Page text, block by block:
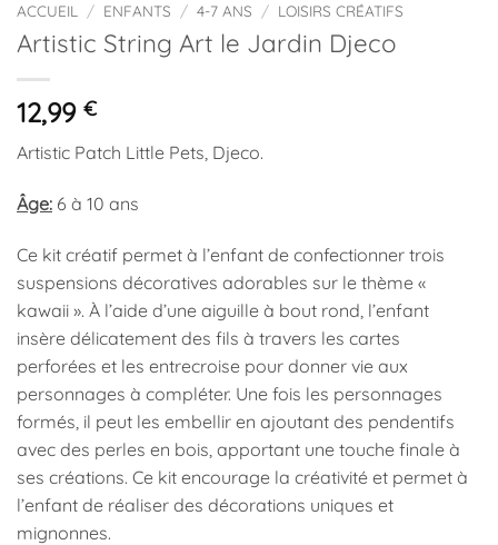
ACCUEIL / ENFANTS / 4-7 ANS / LOISIRS CRÉATIFS
Artistic String Art le Jardin Djeco
12,99 €
Artistic Patch Little Pets, Djeco.
Âge: 6 à 10 ans
Ce kit créatif permet à l’enfant de confectionner trois
suspensions décoratives adorables sur le thème «
kawaii ». À l’aide d’une aiguille à bout rond, l’enfant
insère délicatement des fils à travers les cartes
perforées et les entrecroise pour donner vie aux
personnages à compléter. Une fois les personnages
formés, il peut les embellir en ajoutant des pendentifs
avec des perles en bois, apportant une touche finale à
ses créations. Ce kit encourage la créativité et permet à
l’enfant de réaliser des décorations uniques et
mignonnes.